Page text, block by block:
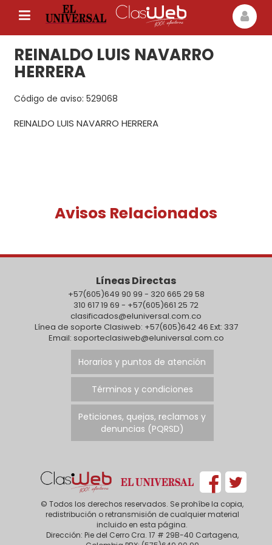
REINALDO LUIS NAVARRO
HERRERA
Código de aviso: 529068
REINALDO LUIS NAVARRO HERRERA
Avisos Relacionados
Líneas Directas
+57(605)649 90 99 - 320 665 29 58
310 617 19 69 - +57(605)661 25 72
clasificados@eluniversal.com.co
Línea de soporte Clasiweb: +57(605)642 46 Ext: 337
Email: soporteclasiweb@eluniversal.com.co
Horarios y puntos de atención
Términos y condiciones
Peticiones, quejas, reclamos y
denuncias (PQRSD)
© Todos los derechos reservados. Se prohíbe la copia,
redistribución o retransmisión de cualquier material
incluido en esta página.
Dirección: Pie del Cerro Cra. 17 # 29B-40 Cartagena,